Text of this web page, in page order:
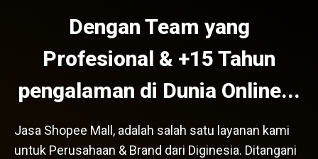
Dengan Team yang
Profesional & +15 Tahun
pengalaman di Dunia Online...
Jasa Shopee Mall, adalah salah satu layanan kami
untuk Perusahaan & Brand dari Diginesia. Ditangani